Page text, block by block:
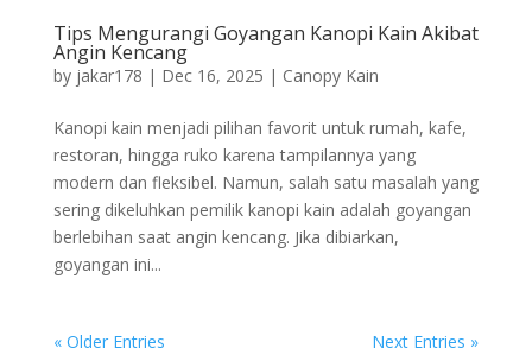
Tips Mengurangi Goyangan Kanopi Kain Akibat
Angin Kencang
by jakar178 | Dec 16, 2025 | Canopy Kain
Kanopi kain menjadi pilihan favorit untuk rumah, kafe,
restoran, hingga ruko karena tampilannya yang
modern dan fleksibel. Namun, salah satu masalah yang
sering dikeluhkan pemilik kanopi kain adalah goyangan
berlebihan saat angin kencang. Jika dibiarkan,
goyangan ini...
« Older Entries
Next Entries »